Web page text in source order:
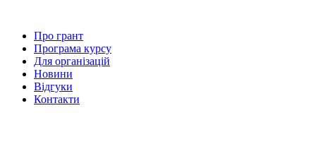
вмістуПро грант
Програма курсу
Для організацій
Новини
Відгуки
Контакти